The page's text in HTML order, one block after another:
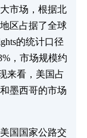
市场，根据北
区占据了全球
的统计口径
，市场规模约
来看，美国占
墨西哥的市场
国国家公路交